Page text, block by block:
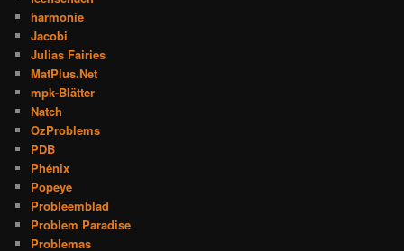
harmonie
Jacobi
Julias Fairies
MatPlus.Net
mpk-Blätter
Natch
OzProblems
PDB
Phénix
Popeye
Probleemblad
Problem Paradise
Problemas